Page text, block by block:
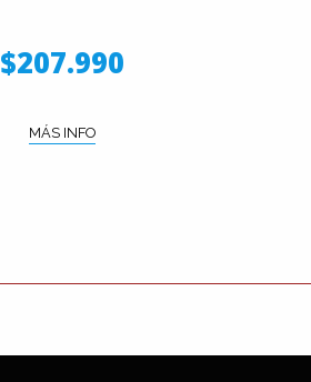
$207.990
MÁS INFO